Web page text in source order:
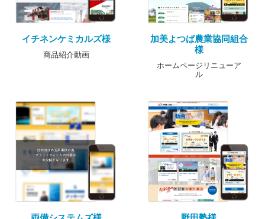
イチネンケミカルズ様
商品紹介動画
加美よつば農業協同組合
様
ホームページリニューア
ル